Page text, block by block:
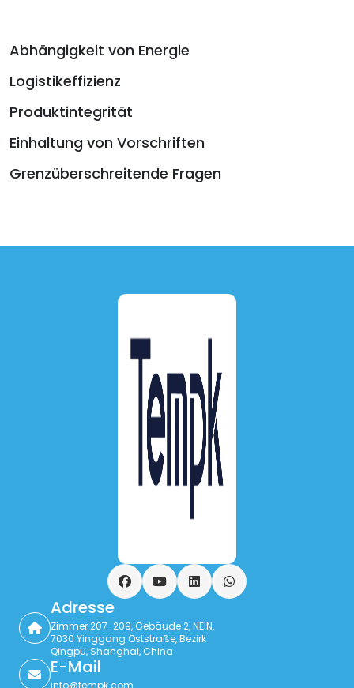
Abhängigkeit von Energie
Logistikeffizienz
Produktintegrität
Einhaltung von Vorschriften
Grenzüberschreitende Fragen
FacebookYouTubeLinkedInWhatsApp
Adresse
Zimmer 207-209, Gebäude 2, NEIN.
7030 Yinggang Oststraße, Bezirk
Qingpu, Shanghai, China
E-Mail
info@tempk.com